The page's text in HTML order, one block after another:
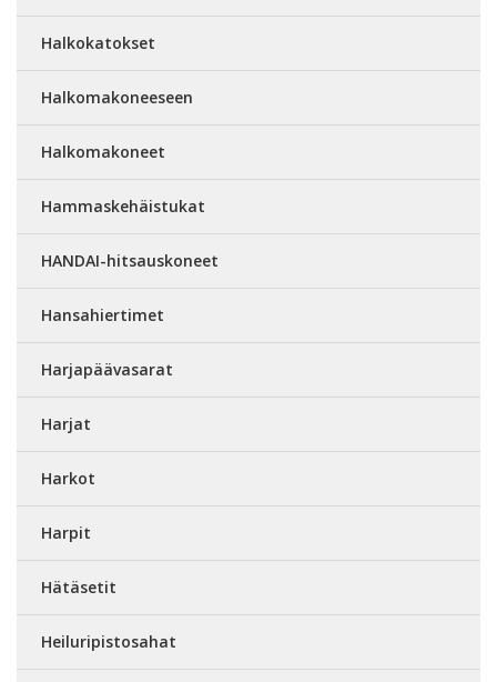
Halkokatokset
Halkomakoneeseen
Halkomakoneet
Hammaskehäistukat
HANDAI-hitsauskoneet
Hansahiertimet
Harjapäävasarat
Harjat
Harkot
Harpit
Hätäsetit
Heiluripistosahat